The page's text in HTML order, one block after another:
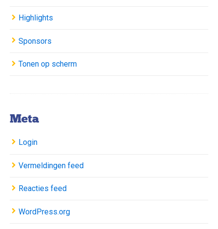
Highlights
Sponsors
Tonen op scherm
Meta
Login
Vermeldingen feed
Reacties feed
WordPress.org